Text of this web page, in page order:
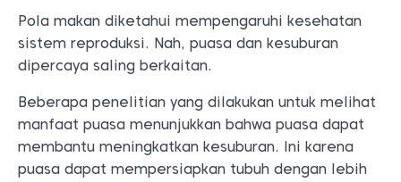
Pola makan diketahui mempengaruhi kesehatan
sistem reproduksi. Nah, puasa dan kesuburan
dipercaya saling berkaitan.
Beberapa penelitian yang dilakukan untuk melihat
manfaat puasa menunjukkan bahwa puasa dapat
membantu meningkatkan kesuburan. Ini karena
puasa dapat mempersiapkan tubuh dengan lebih